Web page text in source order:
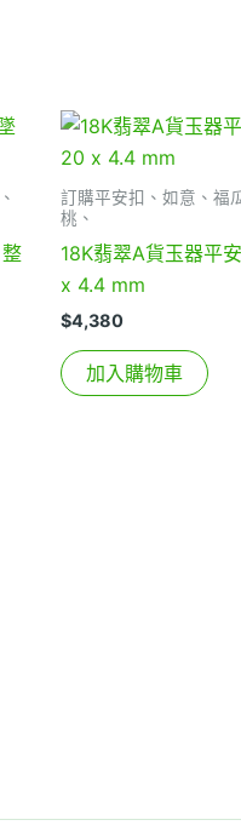
訂購平安扣、如意、福
桃、
18K翡翠A貨玉器平
x 4.4 mm
$4,380
加入購物車